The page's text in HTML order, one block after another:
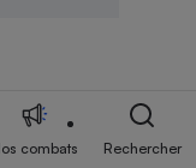
combats Rechercher